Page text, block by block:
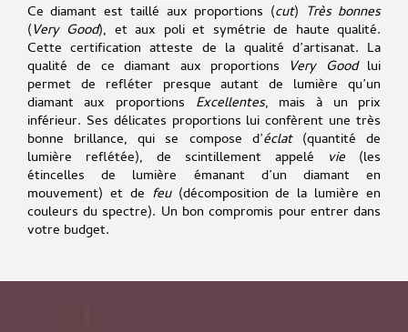
Ce diamant est taillé aux proportions (cut) Très bonnes
(Very Good), et aux poli et symétrie de haute qualité.
Cette certification atteste de la qualité d’artisanat. La
qualité de ce diamant aux proportions Very Goodlui
permet de refléter presque autant de lumière qu’un
diamant aux proportions Excellentes, mais à un prix
inférieur. Ses délicates proportions lui confèrent une très
bonne brillance, qui se compose d’éclat(quantité de
lumière reflétée), de scintillement appelé vie (les
étincelles de lumière émanant d’un diamant en
mouvement) et de feu(décomposition de la lumière en
couleurs du spectre). Un bon compromis pour entrer dans
votre budget.